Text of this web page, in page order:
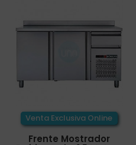
Venta Exclusiva Online
Frente Mostrador